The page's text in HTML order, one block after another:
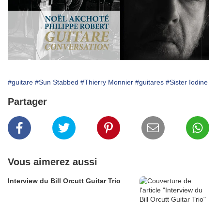
#guitare #Sun Stabbed #Thierry Monnier #guitares #Sister Iodine
Partager
Vous aimerez aussi
Interview du Bill Orcutt Guitar Trio